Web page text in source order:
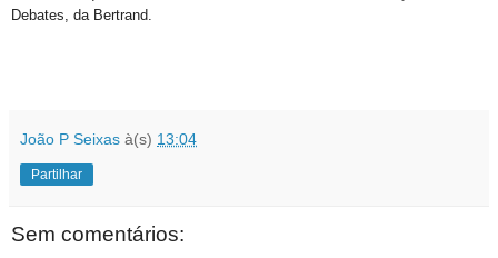
Debates, da Bertrand.
João P Seixas à(s) 13:04
Partilhar
Sem comentários: